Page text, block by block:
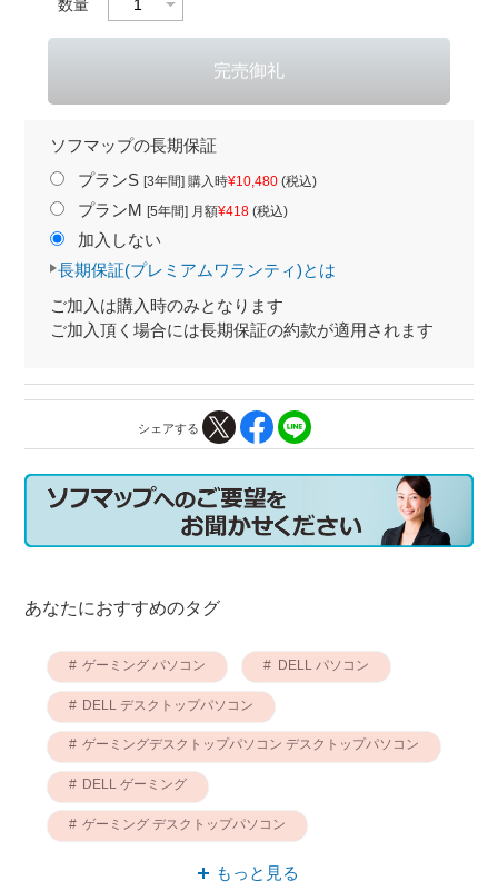
数量
ソフマップの長期保証
プランS [3年間] 購入時¥10,480(税込)
プランM [5年間] 月額¥418(税込)
加入しない
長期保証(プレミアムワランティ)とは
ご加入は購入時のみとなります
ご加入頂く場合には長期保証の約款が適用されます
シェアする
あなたにおすすめのタグ
ゲーミング パソコン DELL パソコン
DELL デスクトップパソコン
ゲーミングデスクトップパソコン デスクトップパソコン
DELL ゲーミング
ゲーミング デスクトップパソコン
ゲーミングデスクトップパソコン DELL
もっと見る